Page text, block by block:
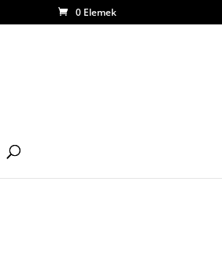
0 Elemek